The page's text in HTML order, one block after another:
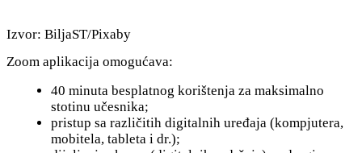
Izvor: BiljaST/Pixaby
Zoom aplikacija omogućava:
40 minuta besplatnog korištenja za maksimalno
stotinu učesnika;
pristup sa različitih digitalnih uređaja (kompjutera,
mobitela, tableta i dr.);